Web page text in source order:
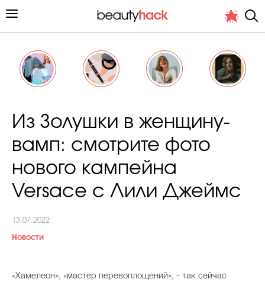
Личный опыт
Хит недели от стилиста
Косметичка профи
Из Золушки в женщину-
вамп: смотрите фото
нового кампейна
Versace с Лили Джеймс
13.07.2022
Новости
«Хамелеон», «мастер перевоплощений», - так сейчас